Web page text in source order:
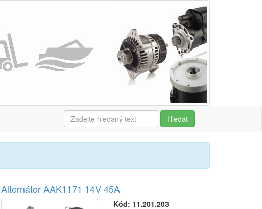
Hledat
Alternátor AAK1171 14V 45A
Kód: 11.201.203